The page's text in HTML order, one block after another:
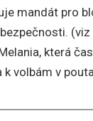
mandát pro
(viz
která
volbám v